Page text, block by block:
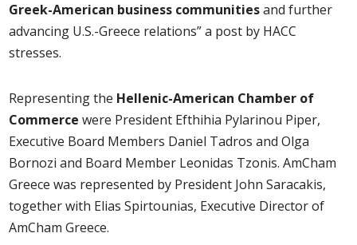
Greek-American business communitiesand further
advancing U.S.-Greece relations” a post by HACC
stresses.
Representing the Hellenic-American Chamber of
Commerce were President Efthihia Pylarinou Piper,
Executive Board Members Daniel Tadros and Olga
Bornozi and Board Member Leonidas Tzonis. AmCham
Greece was represented by President John Saracakis,
together with Elias Spirtounias, Executive Director of
AmCham Greece.